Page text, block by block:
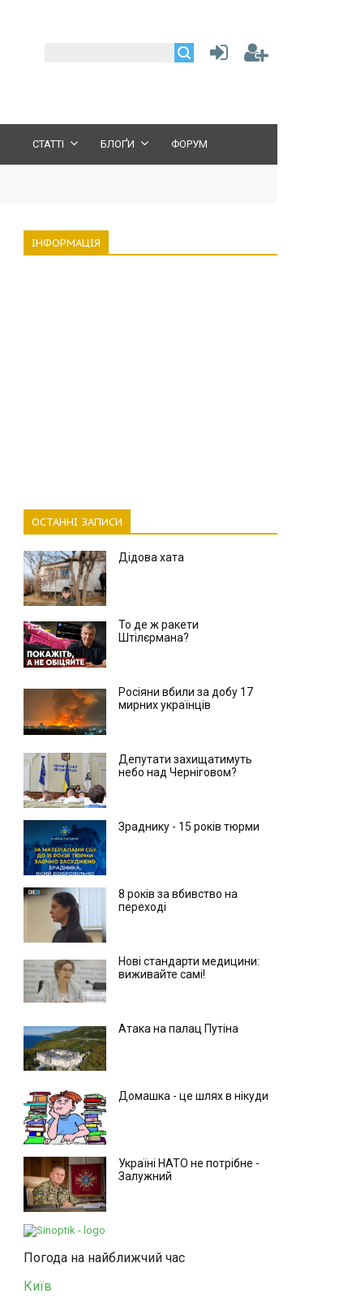
СТАТТІ БЛОҐИ ФОРУМ
ІНФОРМАЦІЯ
ОСТАННІ ЗАПИСИ
Дідова хата
То де ж ракети
Штілєрмана?
Росіяни вбили за добу 17
мирних українців
Депутати захищатимуть
небо над Черніговом?
Зраднику - 15 років тюрми
8 років за вбивство на
переході
Нові стандарти медицини:
виживайте самі!
Атака на палац Путіна
Домашка - це шлях в нікуди
Україні НАТО не потрібне -
Залужний
Погода на найближчий час
Київ